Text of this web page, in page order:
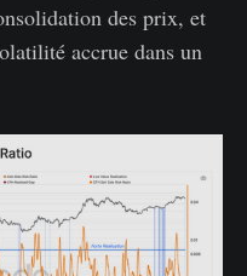
des prix, et
accrue dans un